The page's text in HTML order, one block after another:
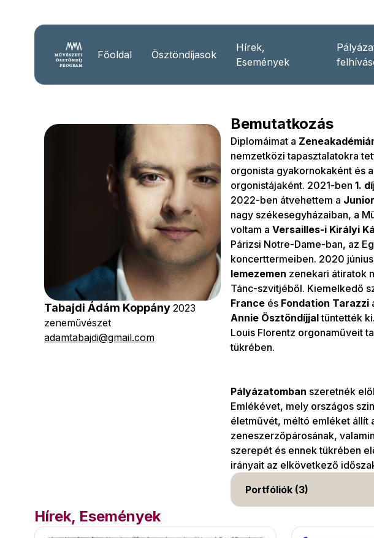
Főoldal Ösztöndíjasok
Hírek,
Események
Tabajdi Ádám Koppány 2023
zeneművészet
adamtabajdi@gmail.com
Bemutatkozás
Diplomáimat a
nemzetközi tapasztalatokra
orgonista gyakornokaként és a
orgonistájaként. 2021-ben 1.
2022-ben átvehettem a
nagy székesegyházaiban, a
voltam a Versailles-i Királyi
Párizsi Notre-Dame-ban, az
koncerttermeiben. 2020
lemezemen zenekari átiratok
Tánc-szvitjéből. Kiemelkedő
France és Fondation Tarazzi
Annie Ösztöndíjjaltüntették
Louis Florentz orgonaműveit
tükrében.
Pályázatomban szeretnék
Emlékévet, mely országos
életművét, méltó emléket állít
zeneszerzőpárosának,
szerepét és ennek tükrében
irányait az elkövetkező
Portfóliók (3)
Hírek, Események